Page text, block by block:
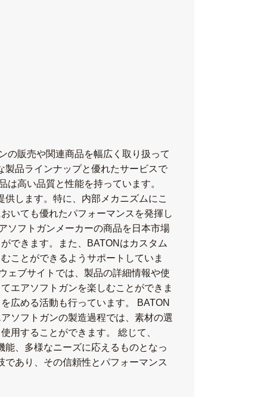
の販売や関連商品を幅広く取り扱って
品ラインナップと優れたサービスで
高い品質と性能を持っています。
します。特に、内部メカニズムにこ
いても優れたパフォーマンスを発揮し
ソフトガンメーカーの商品を日本市場
できます。また、BATONはカスタム
ことができるようサポートしていま
ェブサイトでは、製品の詳細情報や使
エアソフトガンを楽しむことができま
広める活動も行っています。 BATON
ソフトガンの製造過程では、素材の選
用することができます。 総じて、
、多様なニーズに応えるものとなっ
あり、その信頼性とパフォーマンス